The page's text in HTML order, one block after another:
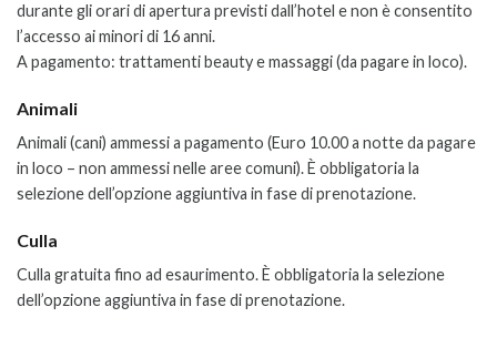
durante gli orari di apertura previsti dall’hotel e non è consentito
l’accesso ai minori di 16 anni.
A pagamento: trattamenti beauty e massaggi (da pagare in loco).
Animali
Animali (cani) ammessi a pagamento (Euro 10.00 a notte da pagare
in loco – non ammessi nelle aree comuni). È obbligatoria la
selezione dell’opzione aggiuntiva in fase di prenotazione.
Culla
Culla gratuita fino ad esaurimento. È obbligatoria la selezione
dell’opzione aggiuntiva in fase di prenotazione.